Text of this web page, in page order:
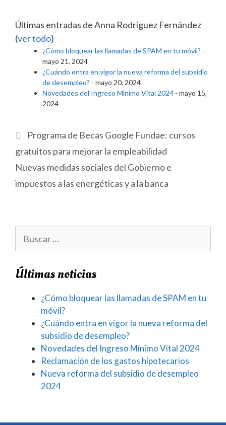
Últimas entradas de Anna Rodríguez Fernández
(ver todo)
¿Cómo bloquear las llamadas de SPAM en tu móvil? -
mayo 21, 2024
¿Cuándo entra en vigor la nueva reforma del subsidio
de desempleo? - mayo 20, 2024
Novedades del Ingreso Mínimo Vital 2024 - mayo 15,
2024
Programa de Becas Google Fundae: cursos
gratuitos para mejorar la empleabilidad
Nuevas medidas sociales del Gobierno e
impuestos a las energéticas y a la banca
Últimas noticias
¿Cómo bloquear las llamadas de SPAM en tu
móvil?
¿Cuándo entra en vigor la nueva reforma del
subsidio de desempleo?
Novedades del Ingreso Mínimo Vital 2024
Reclamación de los gastos hipotecarios
Nueva reforma del subsidio de desempleo
2024